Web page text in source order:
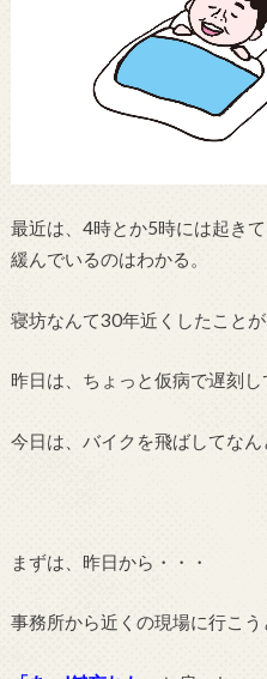
最近は、4時とか5時には起き
緩んでいるのはわかる。
寝坊なんて30年近くしたことが
昨日は、ちょっと仮病で遅刻し
今日は、バイクを飛ばしてなん
まずは、昨日から・・・
事務所から近くの現場に行こう